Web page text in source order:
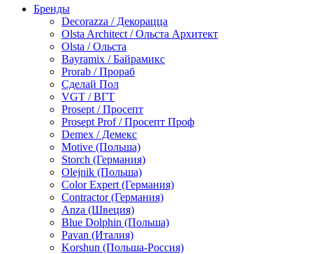
по металлу
антикорозийные
под декоративные штукатурки
для гипсокартона
под штукатурку
Герметик
акриловые
силиконовые универсальные, нейтральные
силиконовые санитарные (антигрибковые)
шовные для срубов
для кровли
для каминов
полиуретановые
Декоративные штукатурки и краски
краски для декора, патина
мокрый шелк
венецианские (эффект мрамора)
песок (эффект песчаных вихрей)
декоративная шпаклевка
Бренды
Decorazza / Декорацца
Olsta Architect / Ольста Архитект
Olsta / Ольста
Bayramix / Байрамикс
Prorab / Прораб
Сделай Пол
VGT / ВГТ
Prosept / Просепт
Prosept Prof / Просепт Проф
Demex / Демекс
Motive (Польша)
Storch (Германия)
Olejnik (Польша)
Color Expert (Германия)
Contractor (Германия)
Anza (Швеция)
Blue Dolphin (Польша)
Pavan (Италия)
Korshun (Польша-Россия)